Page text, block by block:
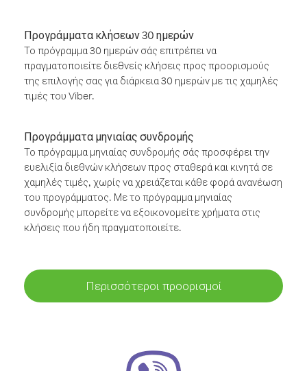
Προγράμματα κλήσεων 30 ημερών
Το πρόγραμμα 30 ημερών σάς επιτρέπει να
πραγματοποιείτε διεθνείς κλήσεις προς προορισμούς
της επιλογής σας για διάρκεια 30 ημερών με τις χαμηλές
τιμές του Viber.
Προγράμματα μηνιαίας συνδρομής
Το πρόγραμμα μηνιαίας συνδρομής σάς προσφέρει την
ευελιξία διεθνών κλήσεων προς σταθερά και κινητά σε
χαμηλές τιμές, χωρίς να χρειάζεται κάθε φορά ανανέωση
του προγράμματος. Με το πρόγραμμα μηνιαίας
συνδρομής μπορείτε να εξοικονομείτε χρήματα στις
κλήσεις που ήδη πραγματοποιείτε.
Περισσότεροι προορισμοί